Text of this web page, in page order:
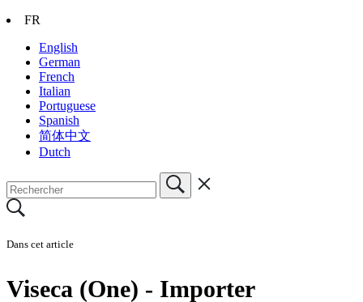
FR
English
German
French
Italian
Portuguese
Spanish
简体中文
Dutch
Dans cet article
Viseca (One) - Importer